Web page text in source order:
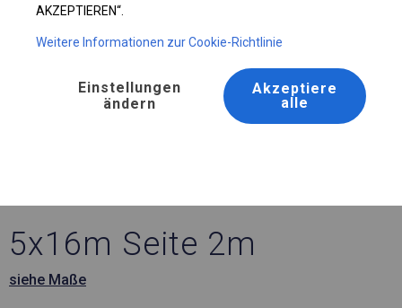
5x16m Seite 2m
siehe Maße
AKZEPTIEREN“.
Weitere Informationen zur Cookie-Richtlinie
Einstellungen
ändern
Akzeptiere
alle